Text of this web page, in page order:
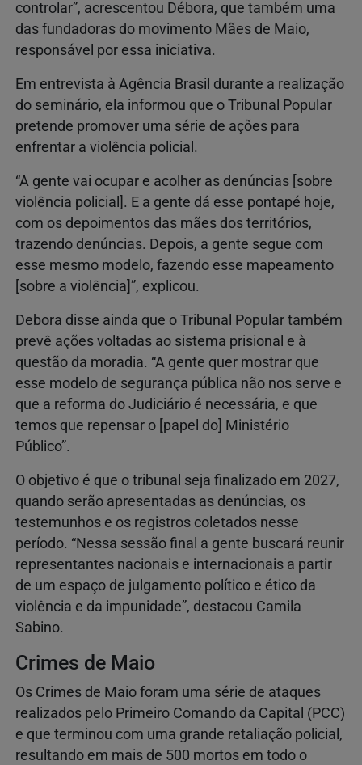
controlar”, acrescentou Débora, que também uma
das fundadoras do movimento Mães de Maio,
responsável por essa iniciativa.
Em entrevista à Agência Brasil durante a realização
do seminário, ela informou que o Tribunal Popular
pretende promover uma série de ações para
enfrentar a violência policial.
“A gente vai ocupar e acolher as denúncias [sobre
violência policial]. E a gente dá esse pontapé hoje,
com os depoimentos das mães dos territórios,
trazendo denúncias. Depois, a gente segue com
esse mesmo modelo, fazendo esse mapeamento
[sobre a violência]”, explicou.
Debora disse ainda que o Tribunal Popular também
prevê ações voltadas ao sistema prisional e à
questão da moradia. “A gente quer mostrar que
esse modelo de segurança pública não nos serve e
que a reforma do Judiciário é necessária, e que
temos que repensar o [papel do] Ministério
Público”.
O objetivo é que o tribunal seja finalizado em 2027,
quando serão apresentadas as denúncias, os
testemunhos e os registros coletados nesse
período. “Nessa sessão final a gente buscará reunir
representantes nacionais e internacionais a partir
de um espaço de julgamento político e ético da
violência e da impunidade”, destacou Camila
Sabino.
Crimes de Maio
Os Crimes de Maio foram uma série de ataques
realizados pelo Primeiro Comando da Capital (PCC)
e que terminou com uma grande retaliação policial,
resultando em mais de 500 mortos em todo o